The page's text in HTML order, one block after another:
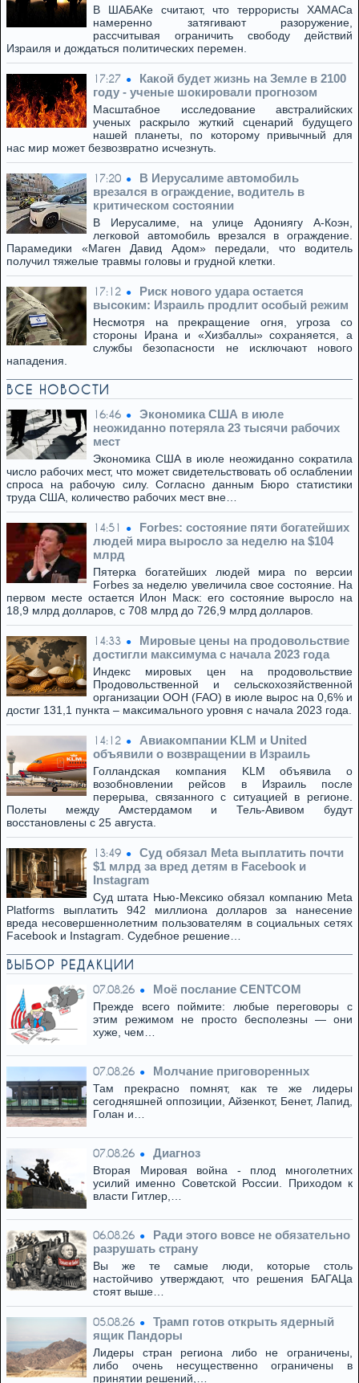
В ШАБАКе считают, что террористы ХАМАСа
намеренно затягивают разоружение,
рассчитывая ограничить свободу действий
Израиля и дождаться политических перемен.
17:27
Какой будет жизнь на Земле в 2100
году - ученые шокировали прогнозом
Масштабное исследование австралийских
ученых раскрыло жуткий сценарий будущего
нашей планеты, по которому привычный для
нас мир может безвозвратно исчезнуть.
17:20
В Иерусалиме автомобиль
врезался в ограждение, водитель в
критическом состоянии
В Иерусалиме, на улице Адониягу А-Коэн,
легковой автомобиль врезался в ограждение.
Парамедики «Маген Давид Адом» передали, что водитель
получил тяжелые травмы головы и грудной клетки.
17:12
Риск нового удара остается
высоким: Израиль продлит особый режим
Несмотря на прекращение огня, угроза со
стороны Ирана и «Хизбаллы» сохраняется, а
службы безопасности не исключают нового
нападения.
ВСЕ НОВОСТИ
16:46
Экономика США в июле
неожиданно потеряла 23 тысячи рабочих
мест
Экономика США в июле неожиданно сократила
число рабочих мест, что может свидетельствовать об ослаблении
спроса на рабочую силу. Согласно данным Бюро статистики
труда США, количество рабочих мест вне…
14:51
Forbes: состояние пяти богатейших
людей мира выросло за неделю на $104
млрд
Пятерка богатейших людей мира по версии
Forbes за неделю увеличила свое состояние. На
первом месте остается Илон Маск: его состояние выросло на
18,9 млрд долларов, с 708 млрд до 726,9 млрд долларов.
14:33
Мировые цены на продовольствие
достигли максимума с начала 2023 года
Индекс мировых цен на продовольствие
Продовольственной и сельскохозяйственной
организации ООН (FAO) в июле вырос на 0,6% и
достиг 131,1 пункта – максимального уровня с начала 2023 года.
14:12
Авиакомпании KLM и United
объявили о возвращении в Израиль
Голландская компания KLM объявила о
возобновлении рейсов в Израиль после
перерыва, связанного с ситуацией в регионе.
Полеты между Амстердамом и Тель-Авивом будут
восстановлены с 25 августа.
13:49
Суд обязал Meta выплатить почти
$1 млрд за вред детям в Facebook и
Instagram
Суд штата Нью-Мексико обязал компанию Meta
Platforms выплатить 942 миллиона долларов за нанесение
вреда несовершеннолетним пользователям в социальных сетях
Facebook и Instagram. Судебное решение…
ВЫБОР РЕДАКЦИИ
07.08.26 Моё послание CENTCOM
Прежде всего поймите: любые переговоры с
этим режимом не просто бесполезны — они
хуже, чем…
07.08.26 Молчание приговоренных
Там прекрасно помнят, как те же лидеры
сегодняшней оппозиции, Айзенкот, Бенет, Лапид,
Голан и…
07.08.26 Диагноз
Вторая Мировая война - плод многолетних
усилий именно Советской России. Приходом к
власти Гитлер,…
06.08.26
Ради этого вовсе не обязательно
разрушать страну
Вы же те самые люди, которые столь
настойчиво утверждают, что решения БАГАЦа
стоят выше…
05.08.26
Трамп готов открыть ядерный
ящик Пандоры
Лидеры стран региона либо не ограничены,
либо очень несущественно ограничены в
принятии решений,…